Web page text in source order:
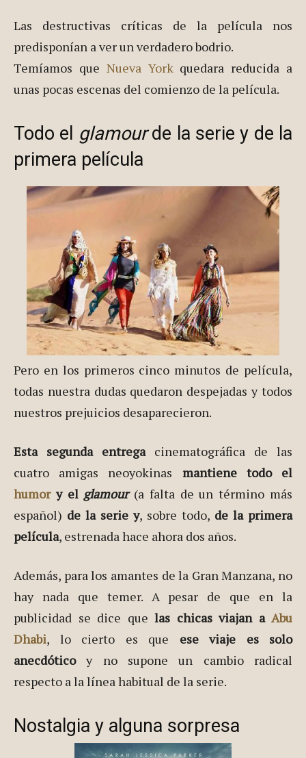
Las destructivas críticas de la película nos
predisponían a ver un verdadero bodrio.
Temíamos que Nueva Yorkquedara reducida a
unas pocas escenas del comienzo de la película.
Todo el glamourde la serie y de la
primera película
Pero en los primeros cinco minutos de película,
todas nuestra dudas quedaron despejadas y todos
nuestros prejuicios desaparecieron.
Esta segunda entregacinematográfica de las
cuatro amigas neoyokinas mantiene todo el
humory el glamour(a falta de un término más
español) de la serie y, sobre todo, de la primera
película, estrenada hace ahora dos años.
Además, para los amantes de la Gran Manzana, no
hay nada que temer. A pesar de que en la
publicidad se dice que las chicas viajan a Abu
Dhabi, lo cierto es que ese viaje es solo
anecdóticoy no supone un cambio radical
respecto a la línea habitual de la serie.
Nostalgia y alguna sorpresa